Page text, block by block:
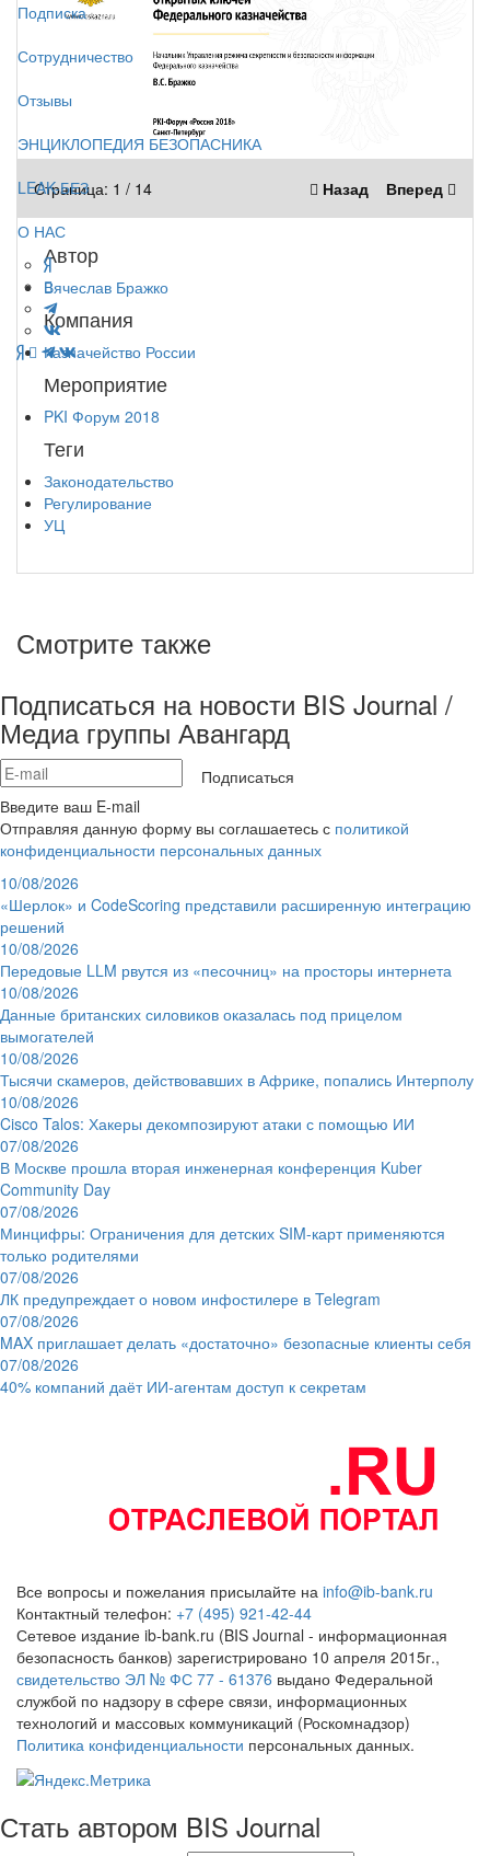
Подписка
Сотрудничество
Отзывы
ЭНЦИКЛОПЕДИЯ БЕЗОПАСНИКА
LEAK-БЕЗ
О НАС
Страница: 1 / 14 Вперед
Назад
Автор
Вячеслав Бражко
Компания
Казначейство России
Мероприятие
PKI Форум 2018
Теги
Законодательство
Регулирование
УЦ
Смотрите также
Подписаться на новости BIS Journal /
Медиа группы Авангард
Подписаться
Введите ваш E-mail
Отправляя данную форму вы соглашаетесь с политикой
конфиденциальности персональных данных
10/08/2026
«Шерлок» и CodeScoring представили расширенную интеграцию
решений
10/08/2026
Передовые LLM рвутся из «песочниц» на просторы интернета
10/08/2026
Данные британских силовиков оказалась под прицелом
вымогателей
10/08/2026
Тысячи скамеров, действовавших в Африке, попались Интерполу
10/08/2026
Cisco Talos: Хакеры декомпозируют атаки с помощью ИИ
07/08/2026
В Москве прошла вторая инженерная конференция Kuber
Community Day
07/08/2026
Минцифры: Ограничения для детских SIM-карт применяются
только родителями
07/08/2026
ЛК предупреждает о новом инфостилере в Telegram
07/08/2026
MAX приглашает делать «достаточно» безопасные клиенты себя
07/08/2026
40% компаний даёт ИИ‑агентам доступ к секретам
Все вопросы и пожелания присылайте на info@ib-bank.ru
Контактный телефон: +7 (495) 921-42-44
Сетевое издание ib-bank.ru (BIS Journal - информационная
безопасность банков) зарегистрировано 10 апреля 2015г.,
свидетельство ЭЛ № ФС 77 - 61376 выдано Федеральной
службой по надзору в сфере связи, информационных
технологий и массовых коммуникаций (Роскомнадзор)
Политика конфиденциальности персональных данных.
Стать автором BIS Journal